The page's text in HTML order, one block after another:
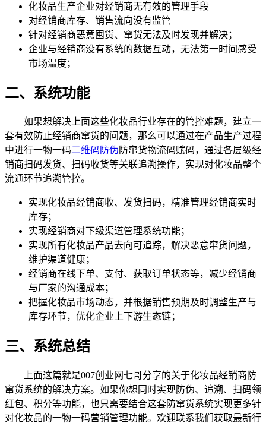
化妆品生产企业对经销商无有效的管理手段
对经销商库存、销售流向没有监管
针对经销商恶意囤货、窜货无法及时发现并解决；
企业与经销商没有系统的数据互动，无法第一时间感受
市场温度；
二、系统功能
如果想解决上面这些化妆品行业存在的管控难题，建立一
套有效防止经销商窜货的问题，那么可以通过在产品生产过程
中进行一物一码二维码防伪 防窜货物流码赋码，通过各层级经
销商扫码发货、扫码收货等关联追溯操作，实现对化妆品整个
流通环节追溯管控。
实现化妆品经销商收、发货扫码，精准管理经销商实时
库存；
实现经销商对下级渠道管理系统功能；
实现所有化妆品产品去向可追踪，解决恶意窜货问题，
维护渠道健康；
经销商在线下单、支付、获取订单状态等，减少经销商
与厂家的沟通成本；
把握化妆品市场动态，并根据销售预期及时调整生产与
库存环节，优化企业上下游生态链；
三、系统总结
上面这篇就是007创业网七哥分享的关于化妆品经销商防
窜货系统的解决方案。如果你想同时实现防伪、追溯、扫码领
红包、积分等功能，也只需要结合这套防窜货系统实现更多针
对化妆品的一物一码营销管理功能。欢迎联系我们获取最新行